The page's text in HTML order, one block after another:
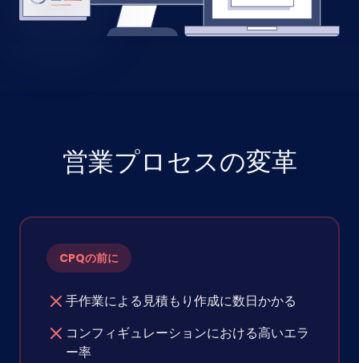
営業プロセスの変革
CPQの前に
手作業による見積もり作成に数日かかる
コンフィギュレーションにおける高いエラ
ー率